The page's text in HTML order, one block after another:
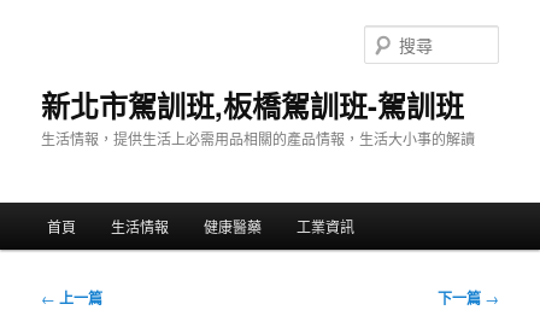
新北市駕訓班,板橋駕訓班-駕訓班
生活情報，提供生活上必需用品相關的產品情報，生活大小事的解讀
尋
首頁 生活情報 健康醫藥 工業資訊
文
← 上一篇 下一篇 →